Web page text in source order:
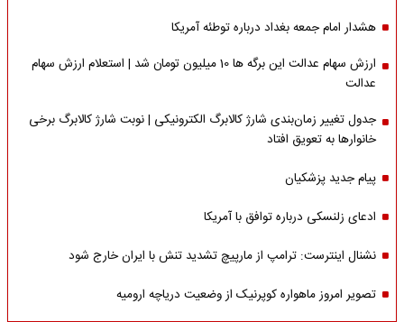
هشدار امام جمعه بغداد درباره توطئه آمریکا
ارزش سهام عدالت این برگه ها 10 میلیون تومان شد | استعلام ارزش سهام
عدالت
جدول تغییر زمان‌بندی شارژ کالابرگ الکترونیکی | نوبت شارژ کالابرگ برخی
خانوارها به تعویق افتاد
پیام جدید پزشکیان
ادعای زلنسکی درباره توافق با آمریکا
نشنال اینترست: ترامپ از مارپیچ تشدید تنش با ایران خارج شود
تصویر امروز ماهواره کوپرنیک از وضعیت دریاچه ارومیه